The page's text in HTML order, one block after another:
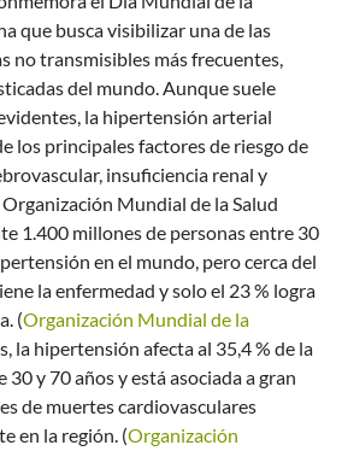
que busca visibilizar una de las
no transmisibles más frecuentes,
del mundo. Aunque suele
la hipertensión arterial
los principales factores de riesgo de
insuficiencia renal y
Organización Mundial de la Salud
1.400 millones de personas entre 30
en el mundo, pero cerca del
la enfermedad y solo el 23 % logra
(Organización Mundial de la
la hipertensión afecta al 35,4 % de la
y 70 años y está asociada a gran
de muertes cardiovasculares
en la región. (Organización